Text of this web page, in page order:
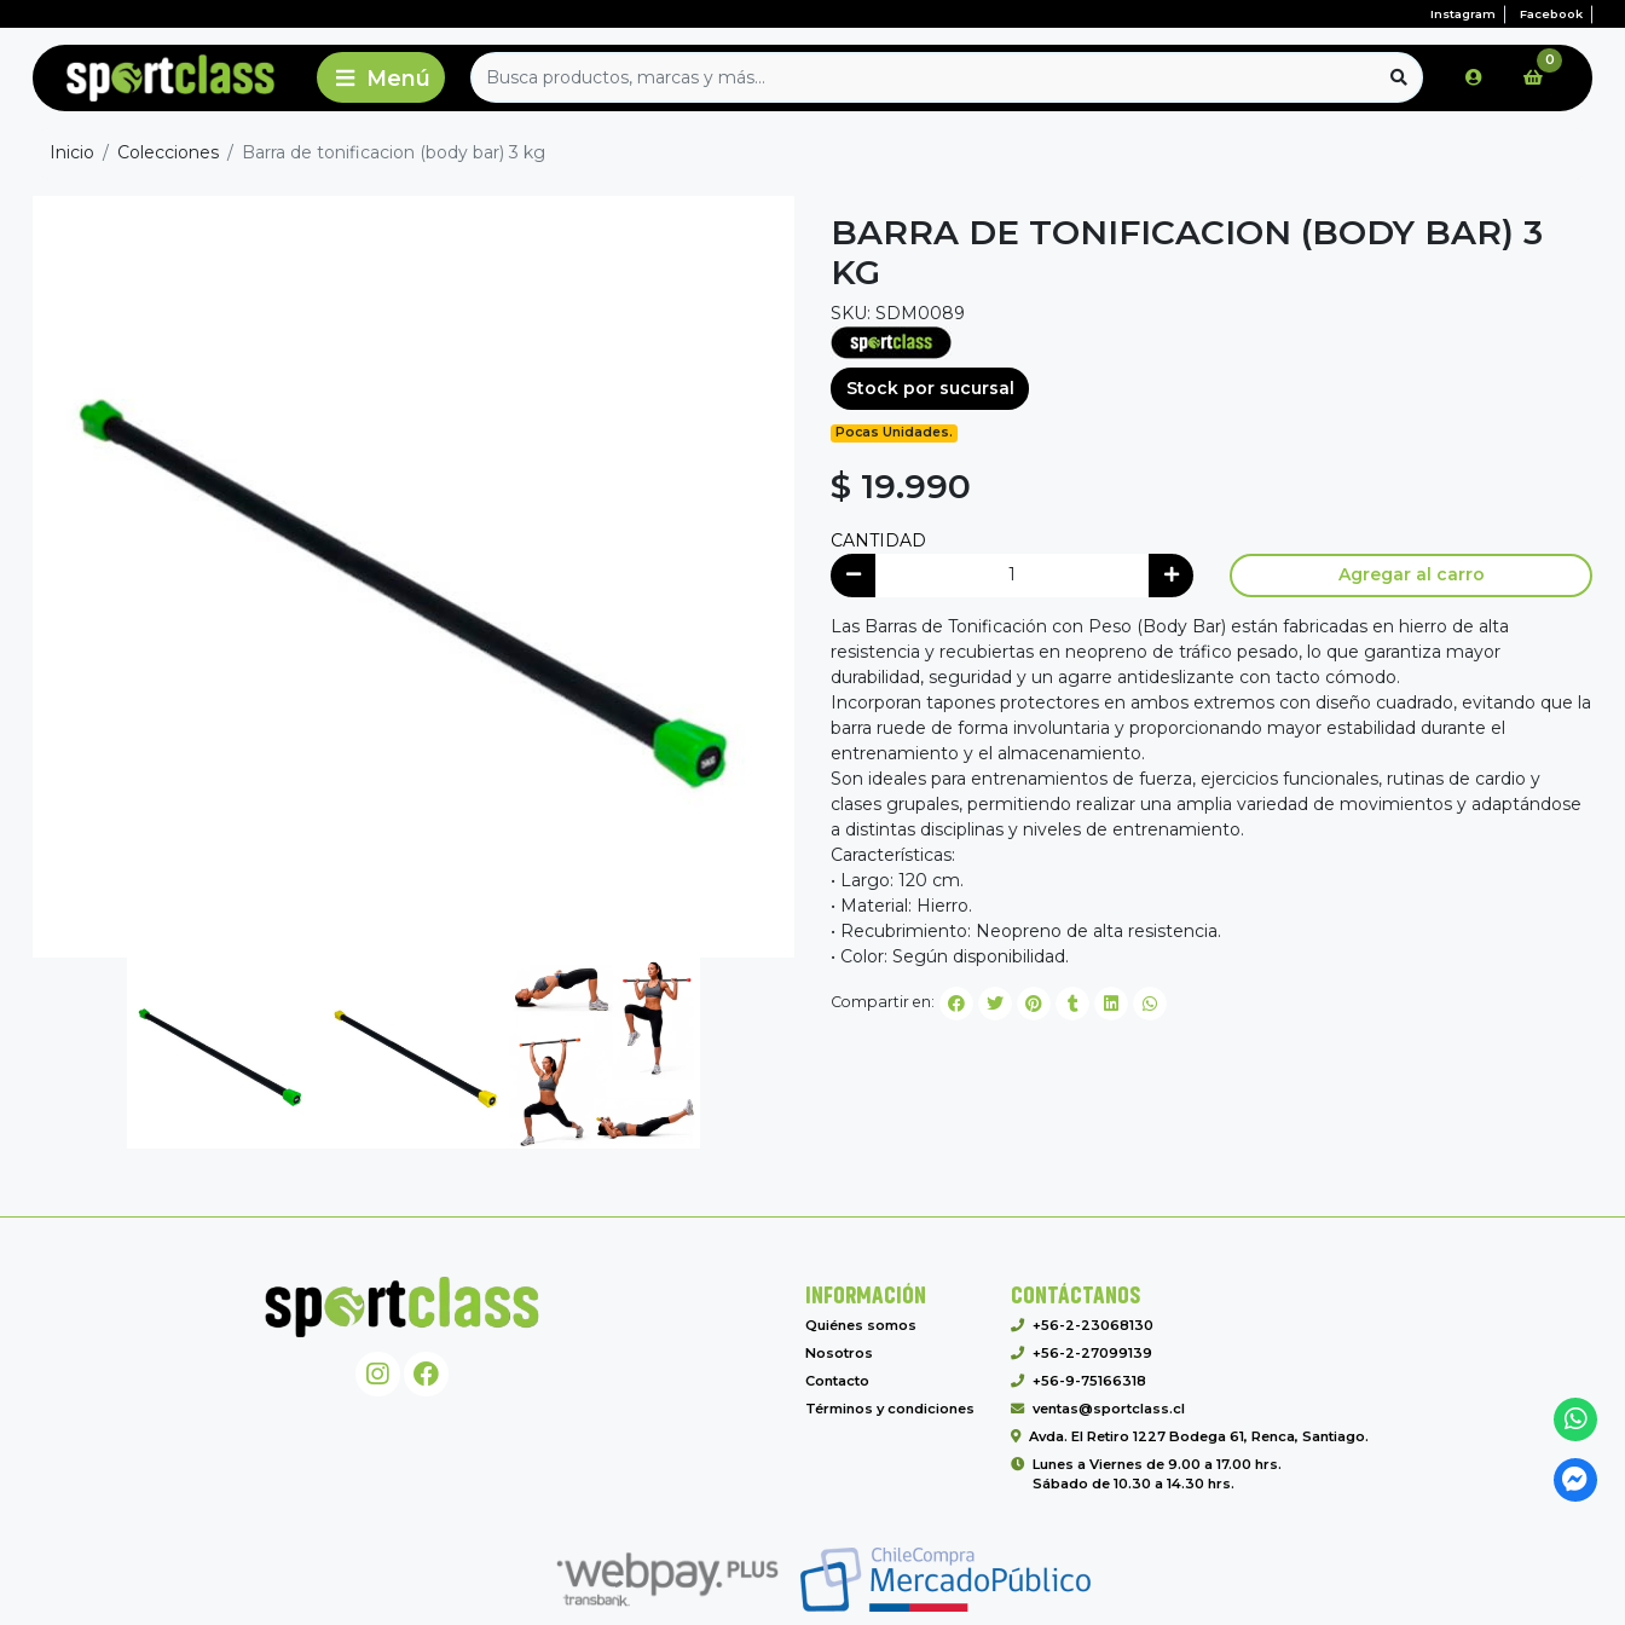
Instagram Facebook
0
Inicio Colecciones Barra de tonificacion (body bar) 3 kg
BARRA DE TONIFICACION (BODY BAR) 3
KG
SKU: SDM0089
Stock por sucursal
Pocas Unidades.
$ 19.990
CANTIDAD
Agregar al carro
Las Barras de Tonificación con Peso (Body Bar) están fabricadas en hierro de alta
resistencia y recubiertas en neopreno de tráfico pesado, lo que garantiza mayor
durabilidad, seguridad y un agarre antideslizante con tacto cómodo.
Incorporan tapones protectores en ambos extremos con diseño cuadrado, evitando que la
barra ruede de forma involuntaria y proporcionando mayor estabilidad durante el
entrenamiento y el almacenamiento.
Son ideales para entrenamientos de fuerza, ejercicios funcionales, rutinas de cardio y
clases grupales, permitiendo realizar una amplia variedad de movimientos y adaptándose
a distintas disciplinas y niveles de entrenamiento.
Características:
• Largo: 120 cm.
• Material: Hierro.
• Recubrimiento: Neopreno de alta resistencia.
• Color: Según disponibilidad.
Compartir en:
INFORMACIÓN
Quiénes somos
Nosotros
Contacto
Términos y condiciones
CONTÁCTANOS
+56-2-23068130
+56-2-27099139
+56-9-75166318
ventas@sportclass.cl
Avda. El Retiro 1227 Bodega 61, Renca, Santiago.
Lunes a Viernes de 9.00 a 17.00 hrs.
Sábado de 10.30 a 14.30 hrs.